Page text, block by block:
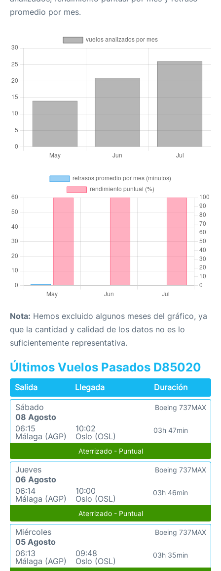
promedio por mes.
Nota: Hemos excluido algunos meses del gráfico, ya
que la cantidad y calidad de los datos no es lo
suficientemente representativa.
Últimos Vuelos Pasados D85020
Salida Llegada
Duración
Sábado
08 Agosto
06:15
Málaga (AGP)
10:02
Oslo (OSL)
03h 47min
Boeing 737MAX
Aterrizado - Puntual
Jueves
06 Agosto
06:14
Málaga (AGP)
10:00
Oslo (OSL)
03h 46min
Boeing 737MAX
Aterrizado - Puntual
Miércoles
05 Agosto
06:13
Málaga (AGP)
09:48
Oslo (OSL)
03h 35min
Boeing 737MAX